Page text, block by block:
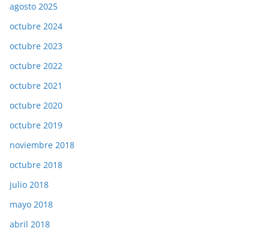
agosto 2025
octubre 2024
octubre 2023
octubre 2022
octubre 2021
octubre 2020
octubre 2019
noviembre 2018
octubre 2018
julio 2018
mayo 2018
abril 2018